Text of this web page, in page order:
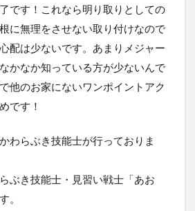
です！これなら明り取りとしての
に無理をさせない取り付けなので
配は少ないです。あまりメジャー
かなか知っている方が少ないんで
他のお家にないワンポイントアク
です！
わらぶき技能士が行っておりま
ぶき技能士・見習い戦士「あお
。